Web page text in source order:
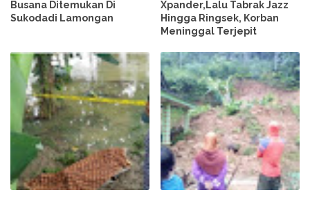
Busana Ditemukan Di
Sukodadi Lamongan
Xpander,Lalu Tabrak Jazz
Hingga Ringsek, Korban
Meninggal Terjepit